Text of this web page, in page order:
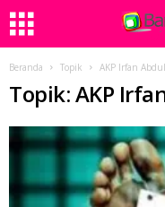
Beranda Topik AKP Irfan
Topik: AKP